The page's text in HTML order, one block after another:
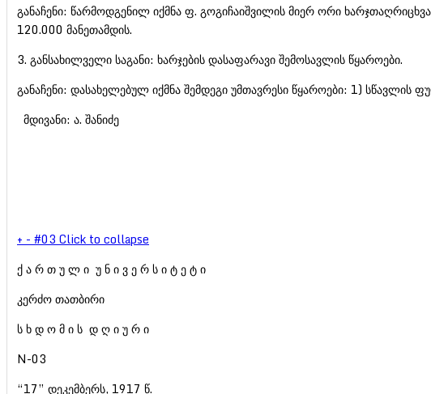
განაჩენი: წარმოდგენილ იქმნა ფ. გოგიჩაიშვილის მიერ ორი
120.000 მანეთამდის.
3. განსახილველი საგანი: ხარჯების დასაფარავი შემოსავლის წყაროები.
განაჩენი: დასახელებულ იქმნა შემდეგი უმთავრესი წყაროები: 1)
მდივანი: ა. შანიძე
+ - #03 Click to collapse
ქ ა რ თ უ ლ ი უ ნ ი ვ ე რ ს ი ტ ე ტ ი
კერძო თათბირი
ს ხ დ ო მ ი ს დ ღ ი უ რ ი
N-03
“17” დეკემბერს, 1917 წ.